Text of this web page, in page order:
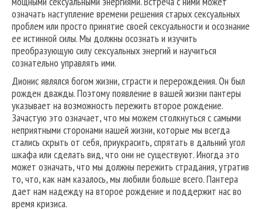
означать наступление времени решения старых сексуальных
проблем или просто принятие своей сексуальности и осознание
ее истинной силы. Мы должны осознать и изучить
преобразующую силу сексуальных энергий и научиться
сознательно управлять ими.
Дионис являлся богом жизни, страсти и перерождения. Он был
рожден дважды. Поэтому появление в вашей жизни пантеры
указывает на возможность пережить второе рождение.
Зачастую это означает, что мы можем столкнуться с самыми
неприятными сторонами нашей жизни, которые мы всегда
стались скрыть от себя, приукрасить, спрятать в дальний угол
шкафа или сделать вид, что они не существуют. Иногда это
может означать, что мы должны пережить страдания, утратив
то, что, как нам казалось, мы любили больше всего. Пантера
дает нам надежду на второе рождение и поддержит нас во
время кризиса.